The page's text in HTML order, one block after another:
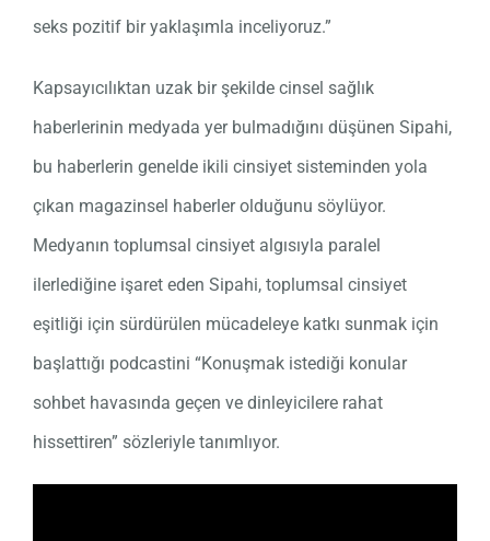
seks pozitif bir yaklaşımla inceliyoruz.”
Kapsayıcılıktan uzak bir şekilde cinsel sağlık
haberlerinin medyada yer bulmadığını düşünen Sipahi,
bu haberlerin genelde ikili cinsiyet sisteminden yola
çıkan magazinsel haberler olduğunu söylüyor.
Medyanın toplumsal cinsiyet algısıyla paralel
ilerlediğine işaret eden Sipahi, toplumsal cinsiyet
eşitliği için sürdürülen mücadeleye katkı sunmak için
başlattığı podcastini “Konuşmak istediği konular
sohbet havasında geçen ve dinleyicilere rahat
hissettiren” sözleriyle tanımlıyor.